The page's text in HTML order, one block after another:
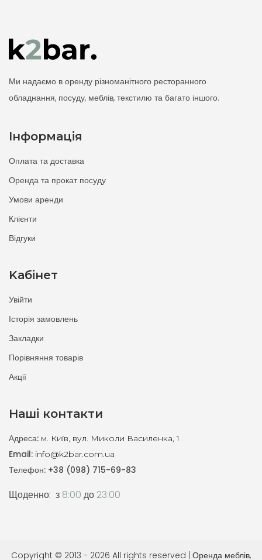
Ми надаємо в оренду різноманітного ресторанного
обладнання, посуду, меблів, текстилю та багато іншого.
Інформація
Оплата та доставка
Оренда та прокат посуду
Умови аренди
Клієнти
Відгуки
Kабінет
Увійти
Історія замовлень
Закладки
Порівняння товарів
Акції
Наші контакти
Адреса: м. Київ, вул. Миколи Василенка, 1
Email: info@k2bar.com.ua
Телефон: +38 (098) 715-69-83
Щоденно: з 8:00 до 23:00
Copyright © 2013 - 2026 All rights reserved | Оренда меблів,